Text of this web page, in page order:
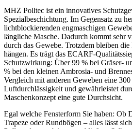
MHZ Polltec ist ein innovatives
Spezialbeschichtung. Im Gegensatz zu
lichtblockierenden engmaschigen
längliche Masche. Dadurch kommt sehr
durch das Gewebe. Trotzdem bleiben
hängen. Es trägt das ECARF-
Schutzwirkung: Über 99 % bei Gräser-
% bei den kleinen Ambrosia- und
Vergleich mit anderen Geweben eine 300
Luftdurchlässigkeit und gewährleistet
Maschenkonzept eine gute Durchsicht.
Egal welche Fensterform Sie haben: Ob
Trapeze oder Rundbögen – alles lässt